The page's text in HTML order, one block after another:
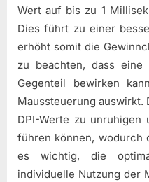
Wert auf bis zu 1
Dies führt zu einer
erhöht somit die
zu beachten, dass eine
Gegenteil bewirken
Maussteuerung auswirkt.
DPI-Werte zu unruhigen
führen können, wodurch
es wichtig, die
individuelle Nutzung der